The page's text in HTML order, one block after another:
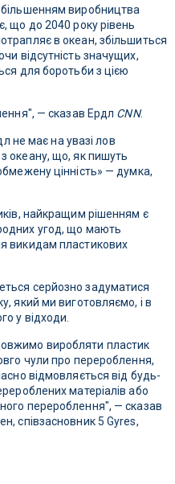
виробництва
що до 2040 року рівень
в океан, збільшиться
відсутність значущих,
для боротьби з цією
— сказав Ердл CNN.
не має на увазі лов
океану, що, як пишуть
цінність» — думка,
найкращим рішенням є
угод, що мають
викидам пластикових
серйозно задуматися
який ми виготовляємо, і в
у відходи.
виробляти пластик
чули про перероблення,
відмовляється від будь-
матеріалів або
перероблення", — сказав
співзасновник 5 Gyres,